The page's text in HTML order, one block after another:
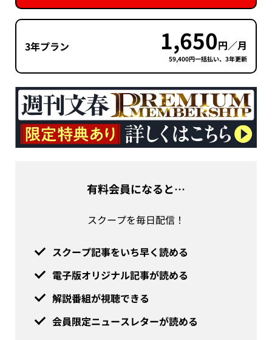
3年プラン 1,650円／月
59,400円一括払い、3年更新
有料会員になると…
スクープを毎日配信！
スクープ記事をいち早く読める
電子版オリジナル記事が読める
解説番組が視聴できる
会員限定ニュースレターが読める